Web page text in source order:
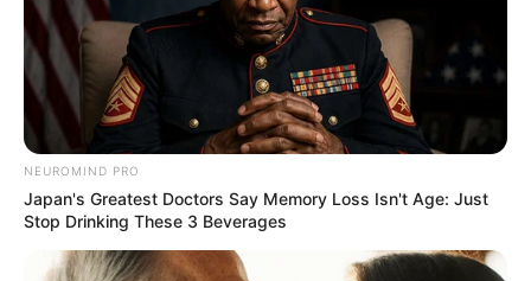
મોદીએ રાતે 12 વાગ્યે વીડિયો મેસેજ જાહેર કરીને
કહ્યું, પેપર લીક પર કડક નિર્ણય લેવાશે
2 weeks ago
Categories
Gujarat
India 2,164
NEUROMIND PRO
Japan's Greatest Doctors Say Memory Loss Isn't Age: Just
Stop Drinking These 3 Beverages